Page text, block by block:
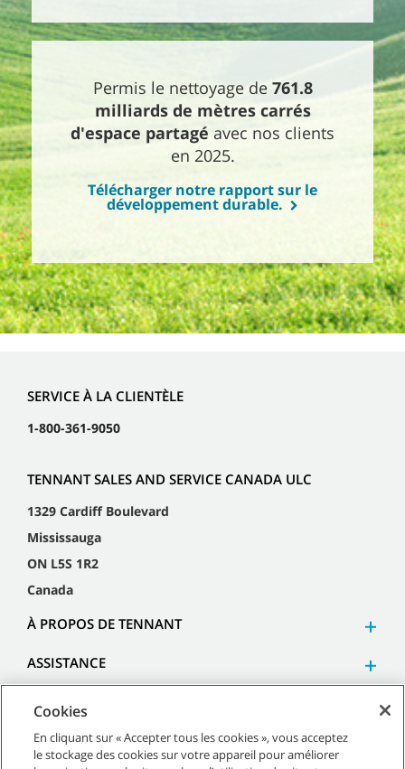
Permis le nettoyage de 761.8
milliards de mètres carrés
d'espace partagé avec nos clients
en 2025.
Télécharger notre rapport sur le
développement durable.
SERVICE À LA CLIENTÈLE
1-800-361-9050
TENNANT SALES AND SERVICE CANADA ULC
1329 Cardiff Boulevard
Mississauga
ON L5S 1R2
Canada
À PROPOS DE TENNANT
ASSISTANCE
© Tennant Company. Tous droits réservés.
Cookies
En cliquant sur « Accepter tous les cookies », vous acceptez
le stockage des cookies sur votre appareil pour améliorer